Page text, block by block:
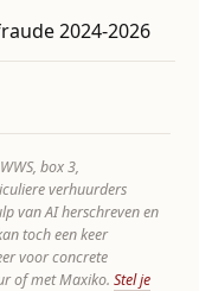
2024-2026
box 3,
verhuurders
van AI herschreven en
toch een keer
voor concrete
of met Maxiko. Stel je